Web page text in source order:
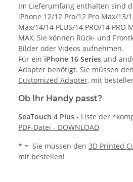
Im Lieferumfang enthalten sind
iPhone 12/12 Pro/12 Pro Max/13/
Max/14/14 PLUS/14 PRO/14 PRO
MAX, Sie können Rück- und
Bilder oder Videos aufnehmen.
Für ein iPhone 16 Series und
Adapter benötigt. Sie müssen den
Customized Adapter, mit
Ob Ihr Handy passt?
SeaTouch 4 Plus - Liste der
PDF-Datei - DOWNLOAD
* = Sie müssen den 3D Printed
mit bestellen!